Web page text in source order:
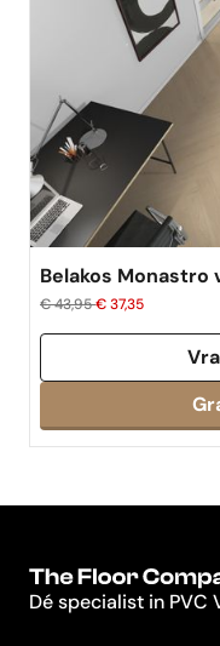
Belakos Monastro
€ 43,95€ 37,35
Dé specialist in PVC